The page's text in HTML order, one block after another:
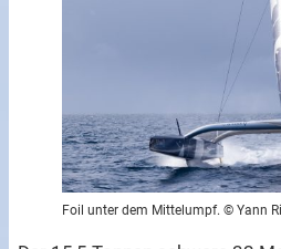
Foil unter dem Mittelumpf. © Yann